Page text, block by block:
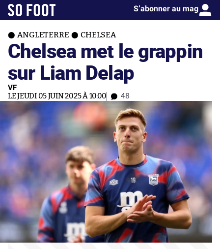
S’abonner au mag
ANGLETERRE CHELSEA
Chelsea met le grappin
sur Liam Delap
VF
LE JEUDI 05 JUIN 2025 À 10:00 48